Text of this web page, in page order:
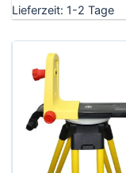
Lieferzeit: 1-2 Tage